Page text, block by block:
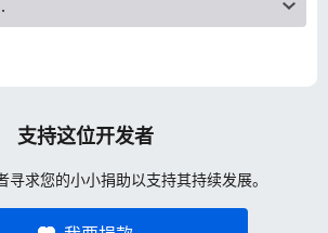
支持这位开发者
寻求您的小小捐助以支持其持续发展。